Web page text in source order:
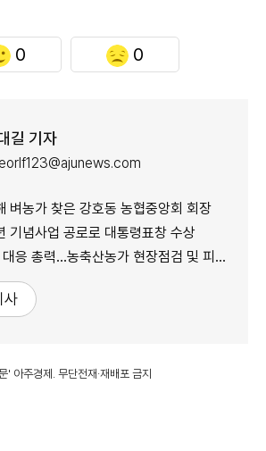
0 0
길 기자
벼농가 찾은 강호동 농협중앙회 회장
기념사업 공로로 대통령표창 수상
총력...농축산농가 현장점검 및 피해 예방 강화
사
아주경제. 무단전재·재배포 금지